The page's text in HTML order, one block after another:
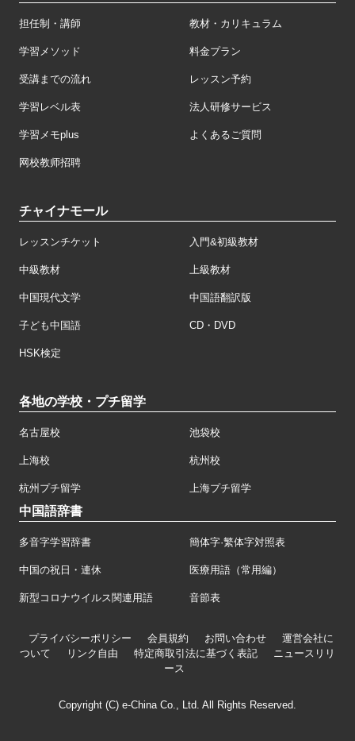
担任制・講師 教材・カリキュラム
学習メソッド 料金プラン
受講までの流れ レッスン予約
学習レベル表 法人研修サービス
学習メモplus よくあるご質問
网校教师招聘
チャイナモール
レッスンチケット 入門&初級教材
中級教材 上級教材
中国現代文学 中国語翻訳版
子ども中国語 CD・DVD
HSK検定
各地の学校・プチ留学
名古屋校 池袋校
上海校 杭州校
杭州プチ留学 上海プチ留学
中国語辞書
多音字学習辞書 簡体字·繁体字対照表
中国の祝日・連休 医療用語（常用編）
新型コロナウイルス関連用語 音節表
プライバシーポリシー 会員規約 お問い合わせ
運営会社に
ついて
リンク自由 特定商取引法に基づく表記
ニュースリリ
ース
Copyright (C) e-China Co., Ltd. All Rights Reserved.